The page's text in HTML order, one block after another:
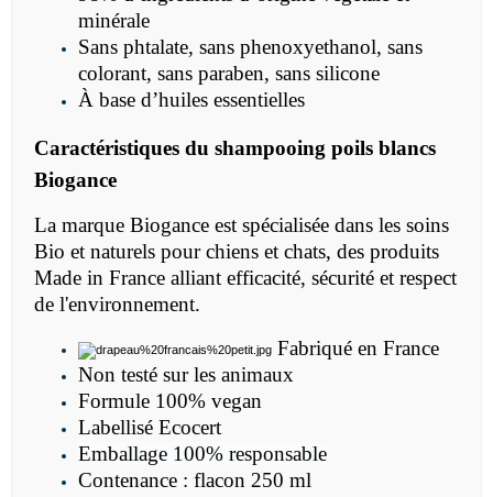
minérale
Sans phtalate, sans phenoxyethanol, sans
colorant, sans paraben, sans silicone
À base d’huiles essentielles
Caractéristiques du shampooing poils blancs
Biogance
La marque Biogance est spécialisée dans les soins
Bio et naturels pour chiens et chats, des produits
Made in France alliant efficacité, sécurité et respect
de l'environnement.
Fabriqué en France
Non testé sur les animaux
Formule 100% vegan
Labellisé Ecocert
Emballage 100% responsable
Contenance : flacon 250 ml